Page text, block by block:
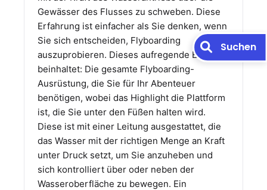
Gewässer des Flusses zu schweben. Diese
Erfahrung ist einfacher als Sie denken, wenn
Sie sich entscheiden, Flyboarding
auszuprobieren. Dieses aufregende Erlebnis
beinhaltet: Die gesamte Flyboarding-
Ausrüstung, die Sie für Ihr Abenteuer
benötigen, wobei das Highlight die Plattform
ist, die Sie unter den Füßen halten wird.
Diese ist mit einer Leitung ausgestattet, die
das Wasser mit der richtigen Menge an Kraft
unter Druck setzt, um Sie anzuheben und
sich kontrolliert über oder neben der
Wasseroberfläche zu bewegen. Ein
Suchen